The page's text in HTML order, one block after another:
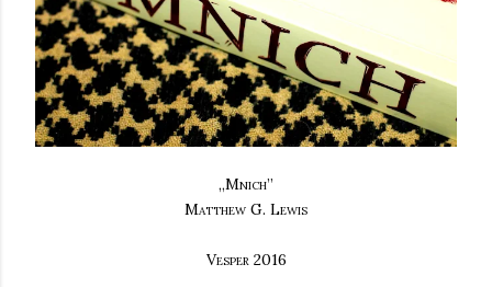
„Mnich”
Matthew G. Lewis
Vesper 2016